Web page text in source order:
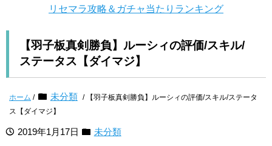
リセマラ攻略＆ガチャ当たりランキング
【羽子板真剣勝負】ルーシィの評価/スキル/
ステータス【ダイマジ】
ホーム / 未分類 / 【羽子板真剣勝負】ルーシィの評価/スキル/ステータ
ス【ダイマジ】
2019年1月17日 未分類